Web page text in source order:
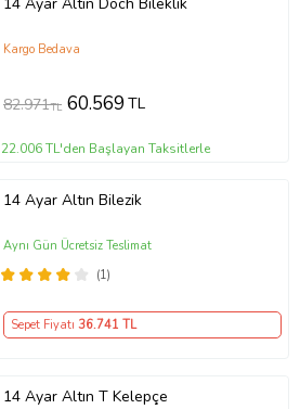
Kargo Bedava
82.971TL 60.569TL
22.006 TL'den Başlayan Taksitlerle
14 Ayar Altın Bilezik
(1)
Aynı Gün Ücretsiz Teslimat
Sepet Fiyatı 36.741 TL
14 Ayar Altın T Kelepçe